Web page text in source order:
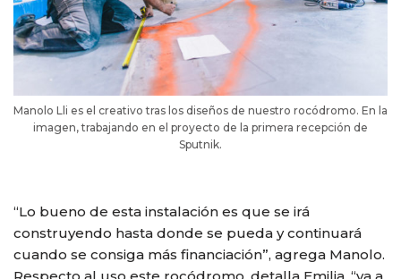
Manolo Lli es el creativo tras los diseños de nuestro rocódromo. En la
imagen, trabajando en el proyecto de la primera recepción de
Sputnik.
“Lo bueno de esta instalación es que se irá
construyendo hasta donde se pueda y continuará
cuando se consiga más financiación”, agrega Manolo.